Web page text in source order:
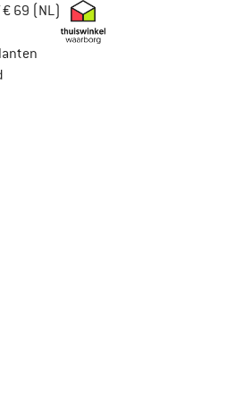
69 (NL) Vind hier de
de betalingsinformatie hier! Opent in